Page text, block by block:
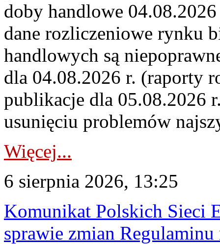
doby handlowe
dane rozliczeniowe rynku
handlowych są
dla 04.08.2026 r. (raporty
publikacje dla 05.08.2026
usunięciu problemów
Więcej...
6 sierpnia 2026, 13:25
Komunikat Polskich Sieci
sprawie zmian